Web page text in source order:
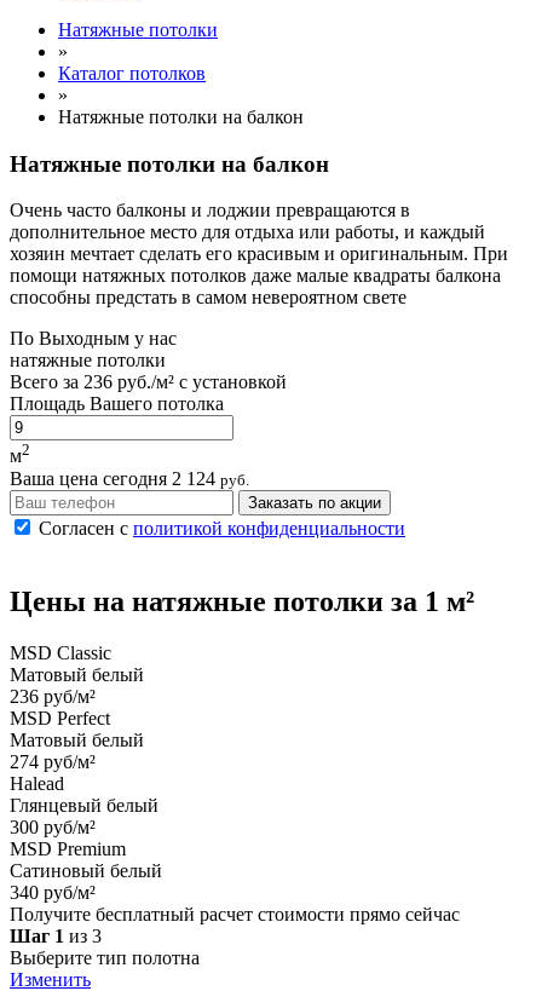
Натяжные потолки
»
Каталог потолков
»
Натяжные потолки на балкон
Натяжные потолки на балкон
Очень часто балконы и лоджии превращаются в
дополнительное место для отдыха или работы, и каждый
хозяин мечтает сделать его красивым и оригинальным. При
помощи натяжных потолков даже малые квадраты балкона
способны предстать в самом невероятном свете
По Выходным у нас
натяжные потолки
Всего за 236 руб./м² с установкой
Площадь Вашего потолка
м2
Ваша цена сегодня 2 124 руб.
Заказать по акции
Согласен с политикой конфиденциальности
Цены на натяжные потолки за 1 м²
MSD Classic
Матовый белый
236 руб/м²
MSD Perfect
Матовый белый
274 руб/м²
Halead
Глянцевый белый
300 руб/м²
MSD Premium
Сатиновый белый
340 руб/м²
Получите бесплатный расчет стоимости прямо сейчас
Шаг 1 из 3
Выберите тип полотна
Изменить